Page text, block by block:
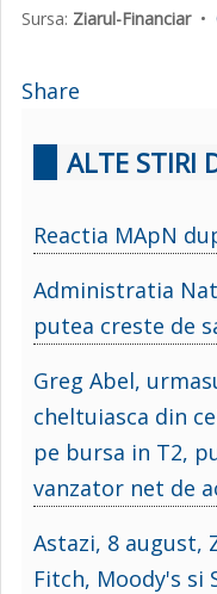
Sursa: Ziarul-Financiar•
Share
ALTE STIRI
Reactia MApN
Administratia
putea creste de
Greg Abel,
cheltuiasca din
pe bursa in T2,
vanzator net de
Astazi, 8
Fitch, Moody's